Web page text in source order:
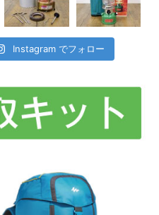
Instagram でフォロー